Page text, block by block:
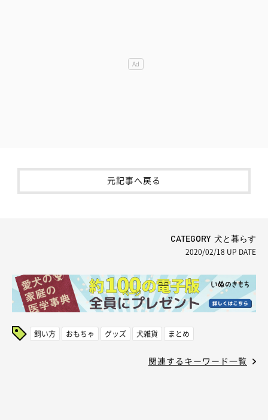
元記事へ戻る
CATEGORY 犬と暮らす
2020/02/18 UP DATE
飼い方 おもちゃ グッズ 犬雑貨 まとめ
関連するキーワード一覧